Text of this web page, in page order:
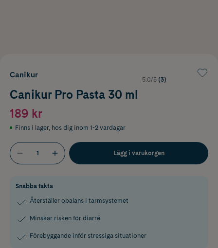
Canikur
5.0/5 (3)
Canikur Pro Pasta 30 ml
189 kr
Finns i lager, hos dig inom 1-2 vardagar
Lägg i varukorgen
Snabba fakta
Återställer obalans i tarmsystemet
Minskar risken för diarré
Förebyggande inför stressiga situationer